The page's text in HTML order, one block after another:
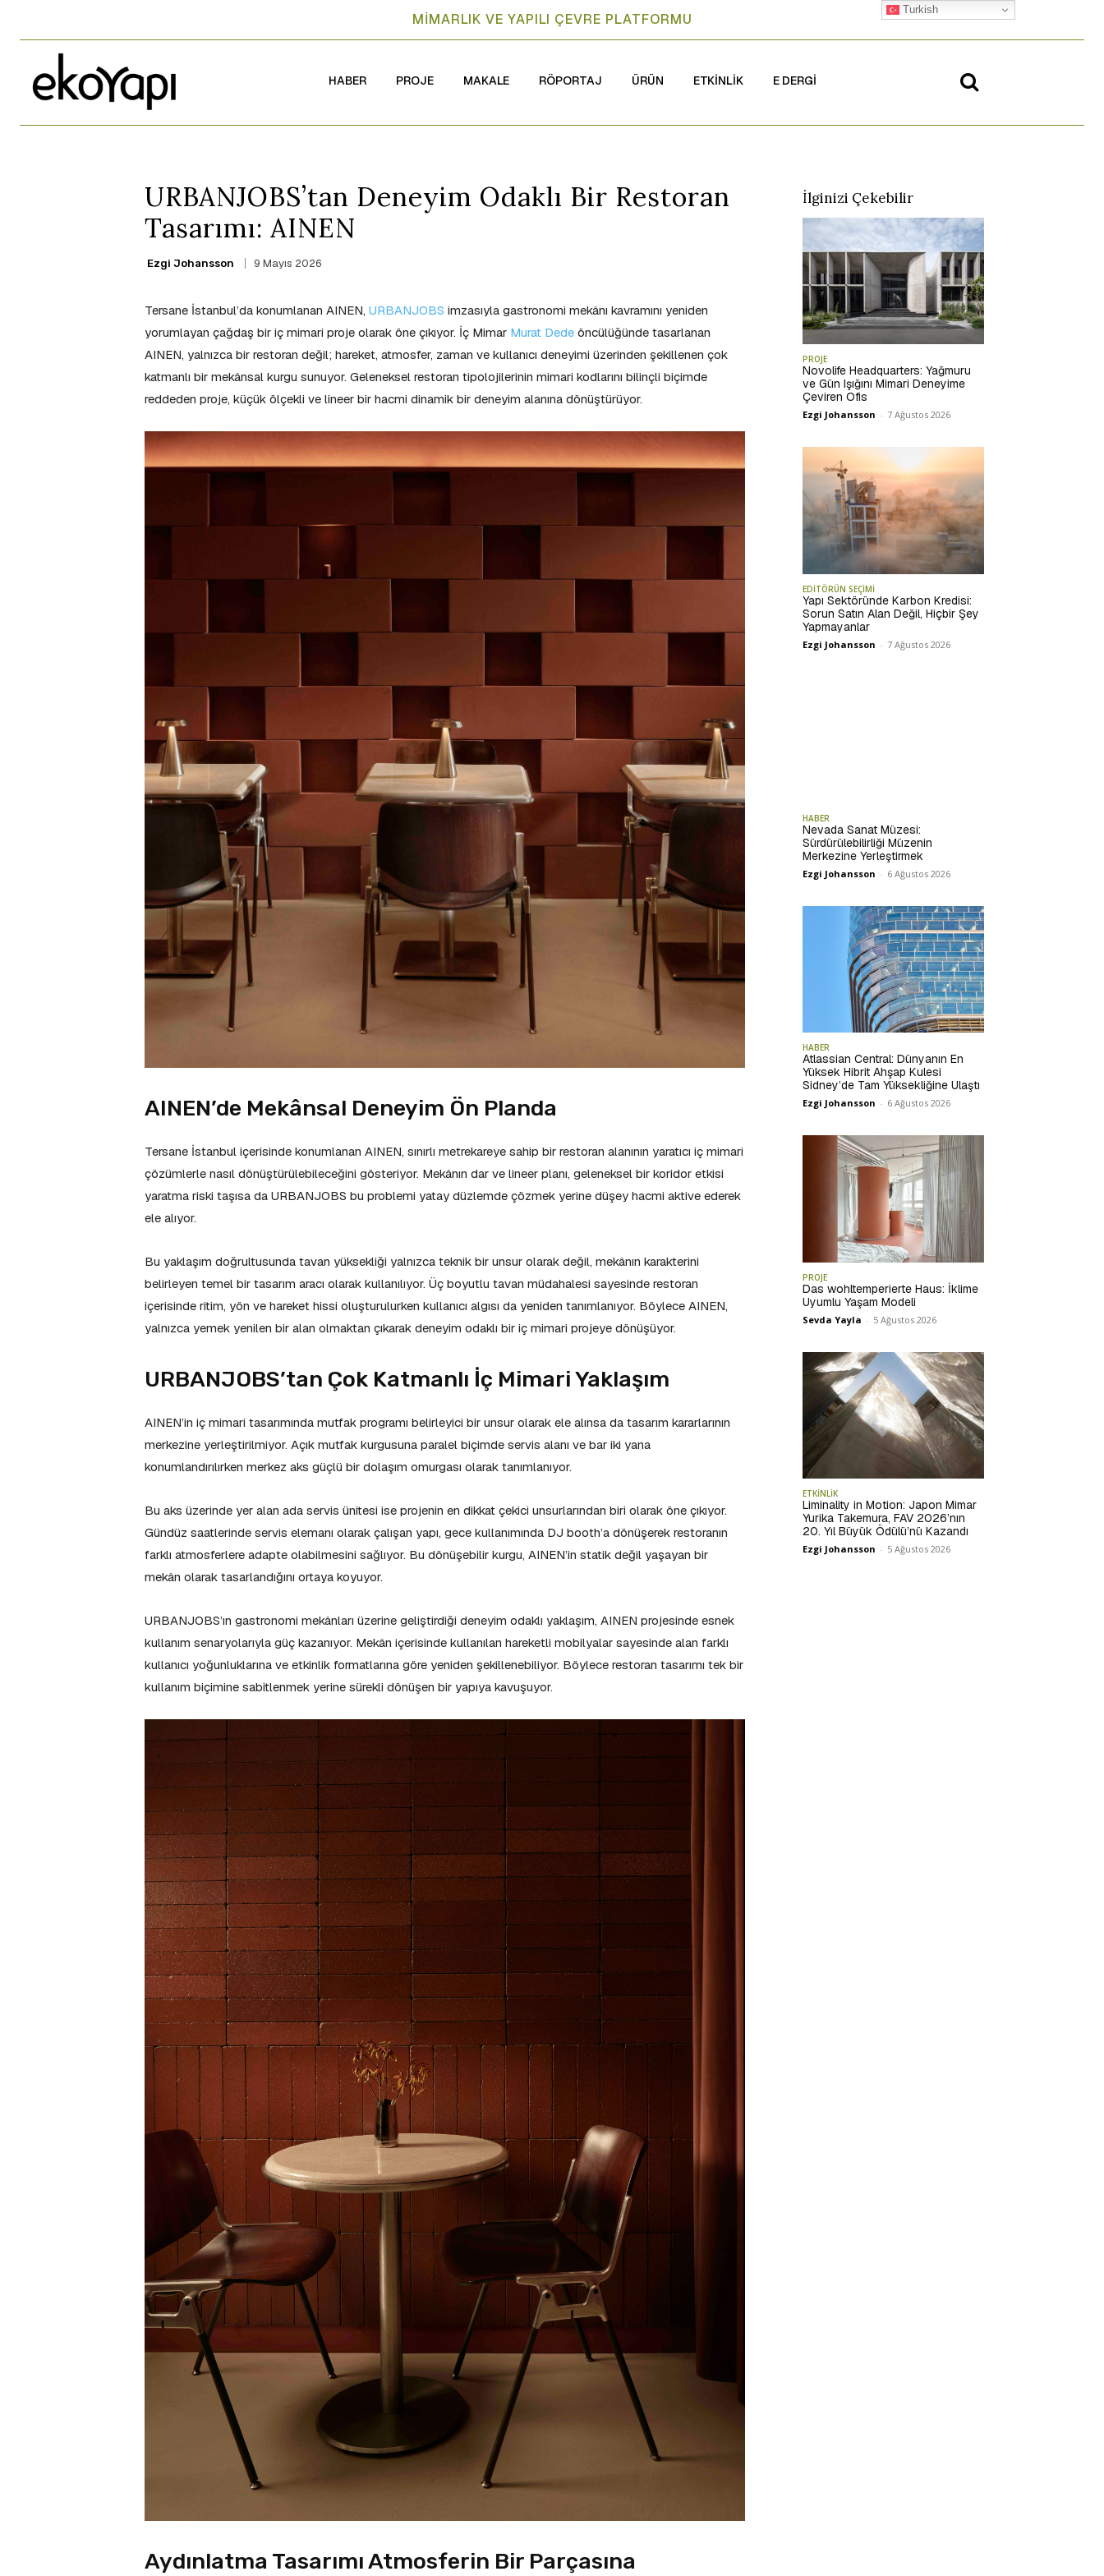
MİMARLIK VE YAPILI ÇEVRE PLATFORMU
HABER PROJE MAKALE RÖPORTAJ ÜRÜN ETKİNLİK E DERGİ
URBANJOBS’tan Deneyim Odaklı Bir Restoran
Tasarımı: AINEN
Ezgi Johansson 9 Mayıs 2026
Tersane İstanbul’da konumlanan AINEN, URBANJOBS imzasıyla gastronomi mekânı kavramını yeniden
yorumlayan çağdaş bir iç mimari proje olarak öne çıkıyor. İç Mimar Murat Dede öncülüğünde tasarlanan
AINEN, yalnızca bir restoran değil; hareket, atmosfer, zaman ve kullanıcı deneyimi üzerinden şekillenen çok
katmanlı bir mekânsal kurgu sunuyor. Geleneksel restoran tipolojilerinin mimari kodlarını bilinçli biçimde
reddeden proje, küçük ölçekli ve lineer bir hacmi dinamik bir deneyim alanına dönüştürüyor.
AINEN’de Mekânsal Deneyim Ön Planda
Tersane İstanbul içerisinde konumlanan AINEN, sınırlı metrekareye sahip bir restoran alanının yaratıcı iç mimari
çözümlerle nasıl dönüştürülebileceğini gösteriyor. Mekânın dar ve lineer planı, geleneksel bir koridor etkisi
yaratma riski taşısa da URBANJOBS bu problemi yatay düzlemde çözmek yerine düşey hacmi aktive ederek
ele alıyor.
Bu yaklaşım doğrultusunda tavan yüksekliği yalnızca teknik bir unsur olarak değil, mekânın karakterini
belirleyen temel bir tasarım aracı olarak kullanılıyor. Üç boyutlu tavan müdahalesi sayesinde restoran
içerisinde ritim, yön ve hareket hissi oluşturulurken kullanıcı algısı da yeniden tanımlanıyor. Böylece AINEN,
yalnızca yemek yenilen bir alan olmaktan çıkarak deneyim odaklı bir iç mimari projeye dönüşüyor.
URBANJOBS’tan Çok Katmanlı İç Mimari Yaklaşım
AINEN’in iç mimari tasarımında mutfak programı belirleyici bir unsur olarak ele alınsa da tasarım kararlarının
merkezine yerleştirilmiyor. Açık mutfak kurgusuna paralel biçimde servis alanı ve bar iki yana
konumlandırılırken merkez aks güçlü bir dolaşım omurgası olarak tanımlanıyor.
Bu aks üzerinde yer alan ada servis ünitesi ise projenin en dikkat çekici unsurlarından biri olarak öne çıkıyor.
Gündüz saatlerinde servis elemanı olarak çalışan yapı, gece kullanımında DJ booth’a dönüşerek restoranın
farklı atmosferlere adapte olabilmesini sağlıyor. Bu dönüşebilir kurgu, AINEN’in statik değil yaşayan bir
mekân olarak tasarlandığını ortaya koyuyor.
URBANJOBS’ın gastronomi mekânları üzerine geliştirdiği deneyim odaklı yaklaşım, AINEN projesinde esnek
kullanım senaryolarıyla güç kazanıyor. Mekân içerisinde kullanılan hareketli mobilyalar sayesinde alan farklı
kullanıcı yoğunluklarına ve etkinlik formatlarına göre yeniden şekillenebiliyor. Böylece restoran tasarımı tek bir
kullanım biçimine sabitlenmek yerine sürekli dönüşen bir yapıya kavuşuyor.
Aydınlatma Tasarımı Atmosferin Bir Parçasına
İlginizi Çekebilir
PROJE
Novolife Headquarters: Yağmuru
ve Gün Işığını Mimari Deneyime
Çeviren Ofis
Ezgi Johansson - 7 Ağustos 2026
EDİTÖRÜN SEÇİMİ
Yapı Sektöründe Karbon Kredisi:
Sorun Satın Alan Değil, Hiçbir Şey
Yapmayanlar
Ezgi Johansson - 7 Ağustos 2026
HABER
Nevada Sanat Müzesi:
Sürdürülebilirliği Müzenin
Merkezine Yerleştirmek
Ezgi Johansson - 6 Ağustos 2026
HABER
Atlassian Central: Dünyanın En
Yüksek Hibrit Ahşap Kulesi
Sidney’de Tam Yüksekliğine Ulaştı
Ezgi Johansson - 6 Ağustos 2026
PROJE
Das wohltemperierte Haus: İklime
Uyumlu Yaşam Modeli
Sevda Yayla - 5 Ağustos 2026
ETKİNLİK
Liminality in Motion: Japon Mimar
Yurika Takemura, FAV 2026’nın
20. Yıl Büyük Ödülü’nü Kazandı
Ezgi Johansson - 5 Ağustos 2026
Turkish